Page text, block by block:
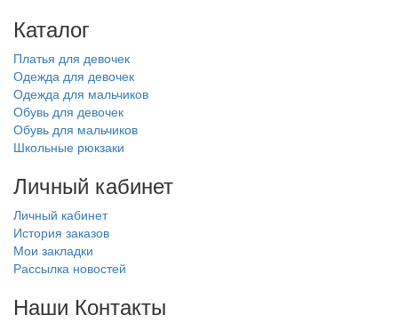
Каталог
Платья для девочек
Одежда для девочек
Одежда для мальчиков
Обувь для девочек
Обувь для мальчиков
Школьные рюкзаки
Личный кабинет
Личный кабинет
История заказов
Мои закладки
Рассылка новостей
Наши Контакты